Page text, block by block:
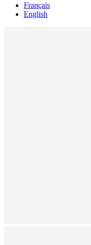
Français
English